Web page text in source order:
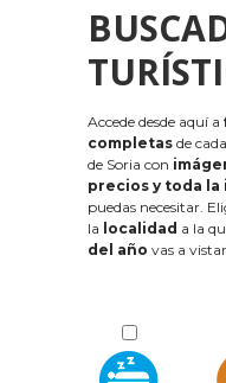
Accede desde aquí a
completas de
de Soria con
precios y toda
puedas necesitar.
la localidad a la
del año vas a